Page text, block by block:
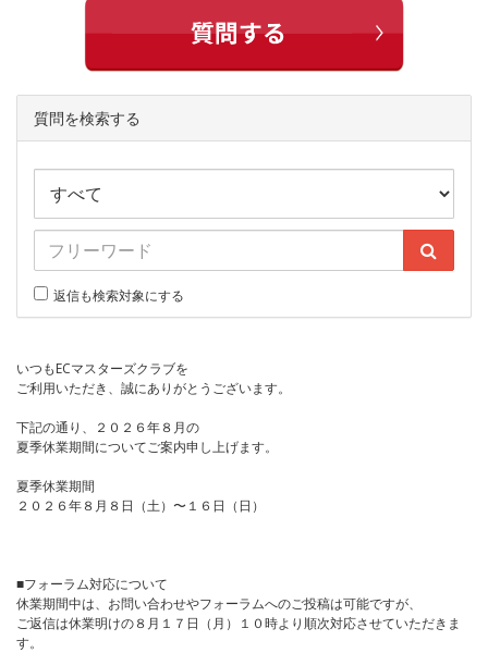
質問を検索する
返信も検索対象にする
いつもECマスターズクラブを
ご利用いただき、誠にありがとうございます。
下記の通り、２０２６年８月の
夏季休業期間についてご案内申し上げます。
夏季休業期間
２０２６年８月８日（土）〜１６日（日）
■フォーラム対応について
休業期間中は、お問い合わせやフォーラムへのご投稿は可能ですが、
ご返信は休業明けの８月１７日（月）１０時より順次対応させていただきま
す。